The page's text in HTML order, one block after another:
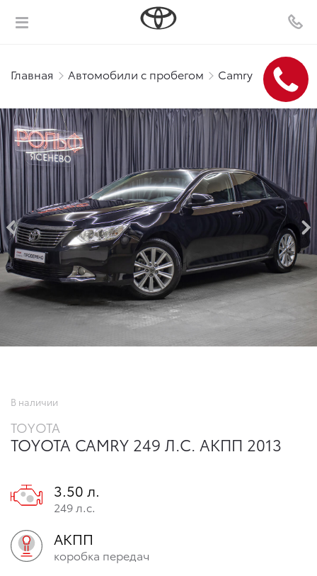
Главная Автомобили с пробегом Camry
В наличии
TOYOTA
TOYOTA CAMRY 249 Л.С. АКПП 2013
3.50 л.
249 л.с.
АКПП
коробка передач